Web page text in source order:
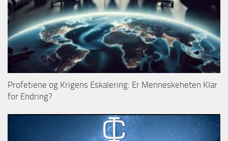
Profetiene og Krigens Eskalering: Er Menneskeheten Klar
for Endring?